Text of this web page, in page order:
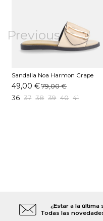
Previous
Sandalia Noa Harmon Grape
Taupe
49,00 € 79,00 €
36 37 38 39 40 41
¿Estar a la última
Todas las